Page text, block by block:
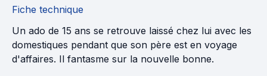
Fiche technique
Un ado de 15 ans se retrouve laissé chez lui avec les
domestiques pendant que son père est en voyage
d'affaires. Il fantasme sur la nouvelle bonne.